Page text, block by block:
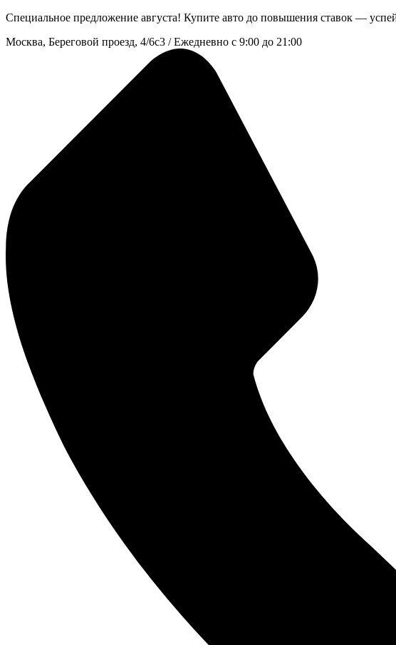
Специальное предложение августа! Купите авто до повышения ставок —
Москва, Береговой проезд, 4/6с3 / Ежедневно с 9:00 до 21:00